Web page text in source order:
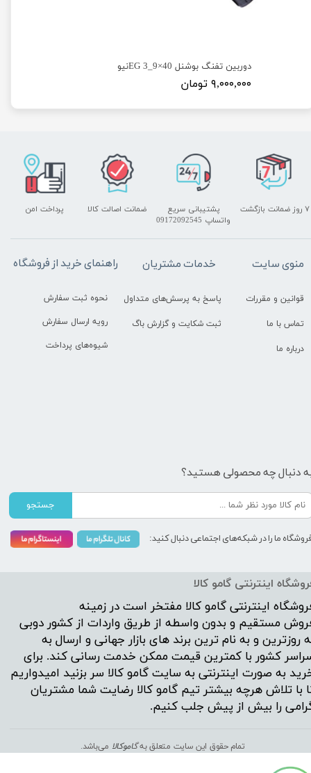
دوربین تفنگ بوشنل 40×9_3 EGنیو
۹,۰۰۰,۰۰۰ تومان
اینترنتی گامو کالا
اینترنتی گامو کالا مفتخر است در زمینه
مستقیم و بدون واسطه از طریق واردات از کشور دوبی
روزترین و به نام ترین برند های بازار جهانی و ارسال به
کشور با کمترین قیمت ممکن خدمت رسانی کند. برای
به صورت اینترنتی به سایت گامو کالا سر بزنید امیدواریم
با تلاش هرچه بیشتر تیم گامو کالا رضایت شما مشتریان
را بیش از پیش جلب کنیم.
تمام حقوق این سایت متعلق بهگاموکالا می‌باشد.
پشتیبانی سریع
واتساپ 09172092545
پرداخت امن ۷ روز ضمانت بازگشت ضمانت اصالت کالا
راهنمای خرید از فروشگاه
نحوه ثبت سفارش
رویه ارسال سفارش
شیوه‌های پرداخت
خدمات مشتریان
پاسخ به پرسش‌های متداول
ثبت شکایت و گزارش باگ
منوی سایت
قوانین و مقررات
تماس با ما
درباره ما
دنبال چه محصولی هستید؟
جستجو
ما را در شبکه‌های اجتماعی دنبال کنید: